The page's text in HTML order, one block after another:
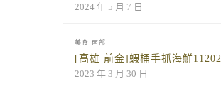
2024 年 5 月 7 日
美食-南部
[高雄 前金]蝦桶手抓海鮮11202
2023 年 3 月 30 日